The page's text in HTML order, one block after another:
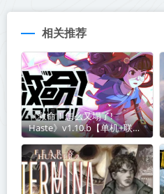
相关推荐
《救命！怎么又塌了!
Haste》v1.10.b【单机+联
机】丨中文版网盘下载